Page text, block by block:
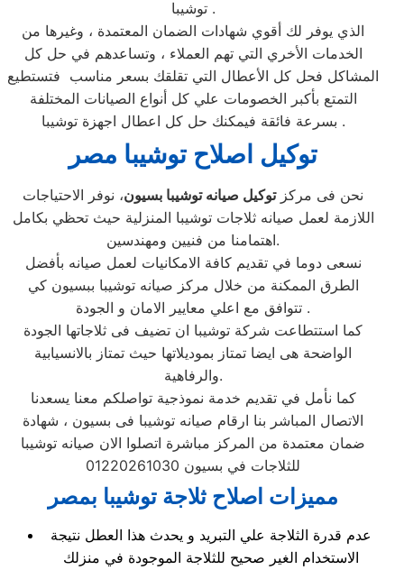
توشيبا .
الذي يوفر لك أقوي شهادات الضمان المعتمدة ، وغيرها من
الخدمات الأخري التي تهم العملاء ، وتساعدهم في حل كل
المشاكل فحل كل الأعطال التي تقلقك بسعر مناسب فتستطيع
التمتع بأكبر الخصومات علي كل أنواع الصيانات المختلفة
بسرعة فائقة فيمكنك حل كل اعطال اجهزة توشيبا .
توكيل اصلاح توشيبا مصر
نحن فى مركزتوكيل صيانه توشيبا بسيون، نوفر الاحتياجات
اللازمة لعمل صيانه ثلاجات توشيبا المنزلية حيث تحظي بكامل
اهتمامنا من فنيين ومهندسين.
نسعى دوما في تقديم كافة الامكانيات لعمل صيانه بأفضل
الطرق الممكنة من خلال مركز صيانه توشيبا ببسيون كي
تتوافق مع اعلي معايير الامان و الجودة .
كما استتطاعت شركة توشيبا ان تضيف فى ثلاجاتها الجودة
الواضحة هى ايضا تمتاز بموديلاتها حيث تمتاز بالانسيابية
والرفاهية.
كما نأمل في تقديم خدمة نموذجية تواصلكم معنا يسعدنا
الاتصال المباشر بنا ارقام صيانه توشيبا فى بسيون ، شهادة
ضمان معتمدة من المركز مباشرة اتصلوا الان صيانه توشيبا
للثلاجات في بسيون 01220261030
مميزات اصلاح ثلاجة توشيبا بمصر
عدم قدرة الثلاجة علي التبريد و يحدث هذا العطل نتيجة
الاستخدام الغير صحيح للثلاجة الموجودة في منزلك